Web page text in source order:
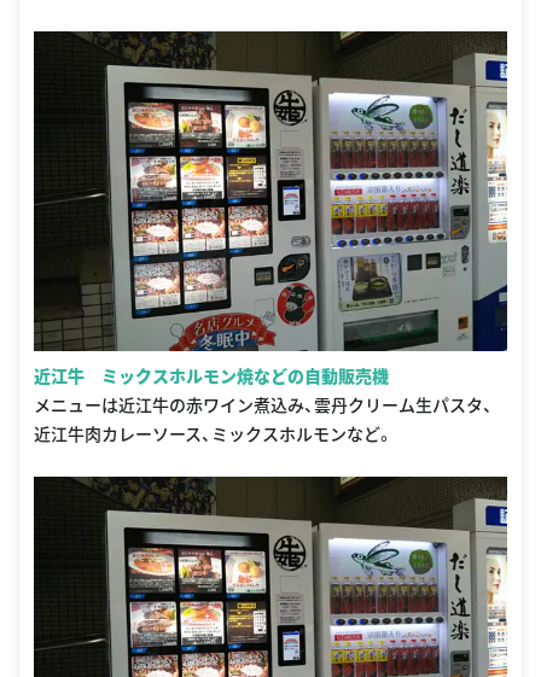
近江牛 ミックスホルモン焼などの自動販売機
メニューは近江牛の赤ワイン煮込み、雲丹クリーム生パスタ、
近江牛肉カレーソース、ミックスホルモンなど。